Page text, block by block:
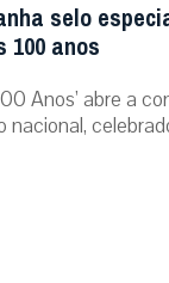
selo
anos
Anos’ abre a
nacional,